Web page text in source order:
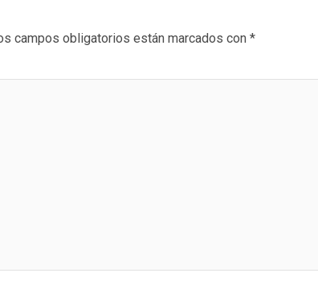
campos obligatorios están marcados con *